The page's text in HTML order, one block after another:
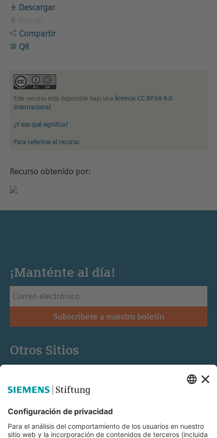
Descargar
Compartir
QR
Este recurso está disponible bajo una licencia CC BY-SA 4.0
internacional .
¿Y eso qué significa?
Para referirse al recurso
Recurso obtenido por:
¡Manténte al día!
Subscríbete a nuestro boletín
Otros Sitios
Educación STEM
Mediaportal